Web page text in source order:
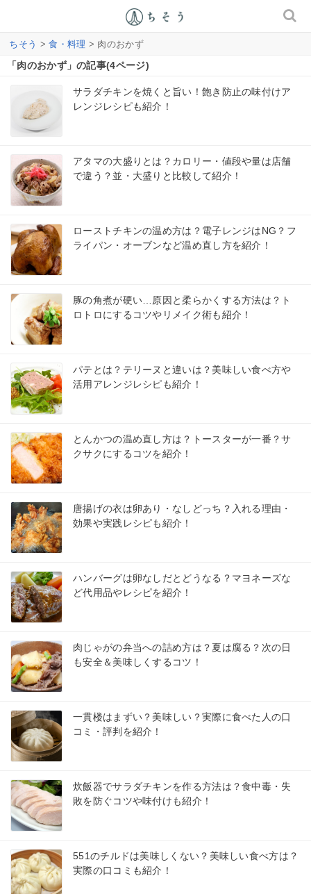
ちそう >食・料理 > 肉のおかず
「肉のおかず」の記事(4ページ)
サラダチキンを焼くと旨い！飽き防止の味付けア
レンジレシピも紹介！
アタマの大盛りとは？カロリー・値段や量は店舗
で違う？並・大盛りと比較して紹介！
ローストチキンの温め方は？電子レンジはNG？フ
ライパン・オーブンなど温め直し方を紹介！
豚の角煮が硬い…原因と柔らかくする方法は？ト
ロトロにするコツやリメイク術も紹介！
パテとは？テリーヌと違いは？美味しい食べ方や
活用アレンジレシピも紹介！
とんかつの温め直し方は？トースターが一番？サ
クサクにするコツを紹介！
唐揚げの衣は卵あり・なしどっち？入れる理由・
効果や実践レシピも紹介！
ハンバーグは卵なしだとどうなる？マヨネーズな
ど代用品やレシピを紹介！
肉じゃがの弁当への詰め方は？夏は腐る？次の日
も安全＆美味しくするコツ！
一貫楼はまずい？美味しい？実際に食べた人の口
コミ・評判を紹介！
炊飯器でサラダチキンを作る方法は？食中毒・失
敗を防ぐコツや味付けも紹介！
551のチルドは美味しくない？美味しい食べ方は？
実際の口コミも紹介！